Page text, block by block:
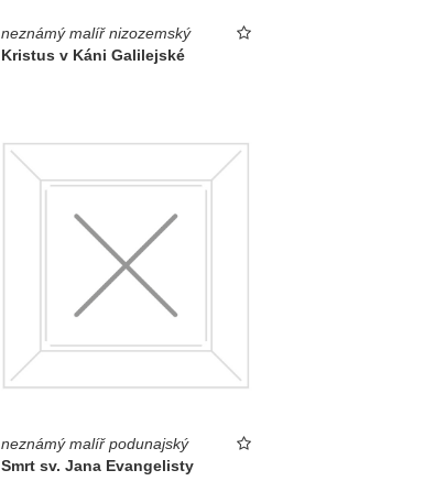
neznámý malíř nizozemský
Kristus v Káni Galilejské
neznámý malíř podunajský
Smrt sv. Jana Evangelisty